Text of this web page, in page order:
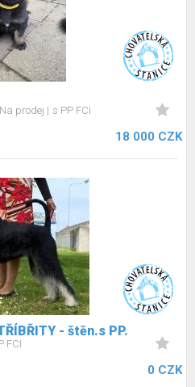
Na prodej s PP FCI
18 000 CZK
- štěn.s PP.
FCI
0 CZK